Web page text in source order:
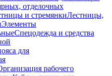
отделочных
и стремянкиЛестницы,
Элементы
Спецодежда и средства
для
рабочего